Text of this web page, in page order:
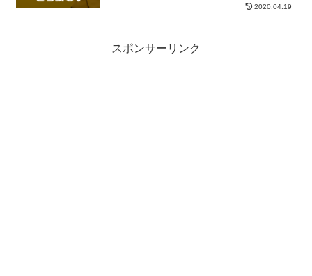
2020.04.19
スポンサーリンク